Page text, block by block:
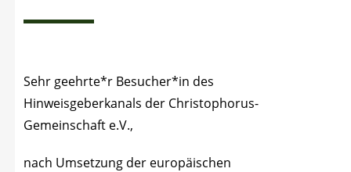
Sehr geehrte*r Besucher*in des
Hin­weis­ge­ber­ka­nals der Chris­to­pho­rus-
Gemein­schaft e.V.,
nach Umset­zung der euro­päi­schen